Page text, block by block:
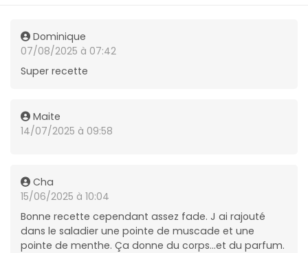
Dominique
07/08/2025 à 07:42
Super recette
Maite
14/07/2025 à 09:58
Cha
15/06/2025 à 10:04
Bonne recette cependant assez fade. J ai rajouté
dans le saladier une pointe de muscade et une
pointe de menthe. Ça donne du corps...et du parfum.